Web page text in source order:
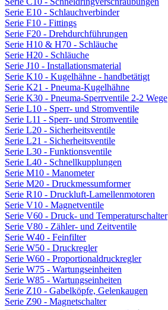
Serie E10 - Schlauchverbinder
Serie F10 - Fittings
Serie F20 - Drehdurchführungen
Serie H10 & H70 - Schläuche
Serie H20 - Schläuche
Serie J10 - Installationsmaterial
Serie K10 - Kugelhähne - handbetätigt
Serie K21 - Pneuma-Kugelhähne
Serie K30 - Pneuma-Sperrventile 2-2 Wege
Serie L10 - Sperr- und Stromventile
Serie L11 - Sperr- und Stromventile
Serie L20 - Sicherheitsventile
Serie L21 - Sicherheitsventile
Serie L30 - Funktionsventile
Serie L40 - Schnellkupplungen
Serie M10 - Manometer
Serie M20 - Druckmessumformer
Serie R10 - Druckluft-Lamellenmotoren
Serie V10 - Magnetventile
Serie V60 - Druck- und Temperaturschalter
Serie V80 - Zähler- und Zeitventile
Serie W40 - Feinfilter
Serie W50 - Druckregler
Serie W60 - Proportionaldruckregler
Serie W75 - Wartungseinheiten
Serie W85 - Wartungseinheiten
Serie Z10 - Gabelköpfe, Gelenkaugen
Serie Z90 - Magnetschalter